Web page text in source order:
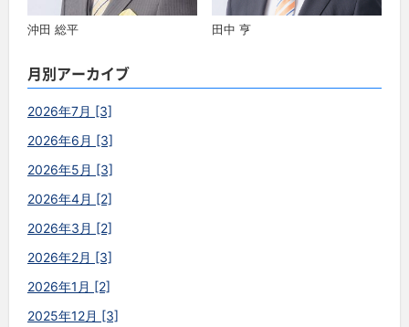
沖田 総平 田中 亨
月別アーカイブ
2026年7月 [3]
2026年6月 [3]
2026年5月 [3]
2026年4月 [2]
2026年3月 [2]
2026年2月 [3]
2026年1月 [2]
2025年12月 [3]